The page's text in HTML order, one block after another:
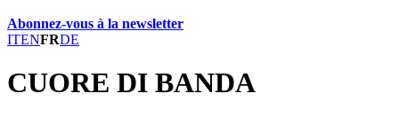
Abonnez-vous à la newsletter
ITENFRDE
CUORE DI BANDA